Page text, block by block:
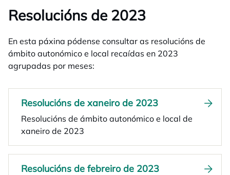
Resolucións de 2023
En esta páxina pódense consultar as resolucións de
ámbito autonómico e local recaídas en 2023
agrupadas por meses:
Resolucións de xaneiro de 2023
Resolucións de ámbito autonómico e local de
xaneiro de 2023
Resolucións de febreiro de 2023